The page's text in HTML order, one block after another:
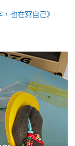
也在寫自己》